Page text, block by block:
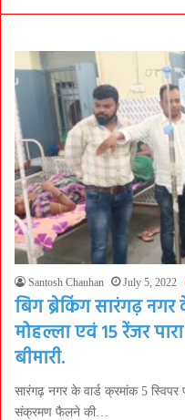
Santosh Chauhan July 5, 2022
बिग ब्रेकिंग सारंगढ़ नगर
मोहल्ला एवं 15 रेंजर
बीमारी.
सारंगढ़ नगर के वार्ड क्रमांक 5 स्विपर
संक्रमण फैलने की…